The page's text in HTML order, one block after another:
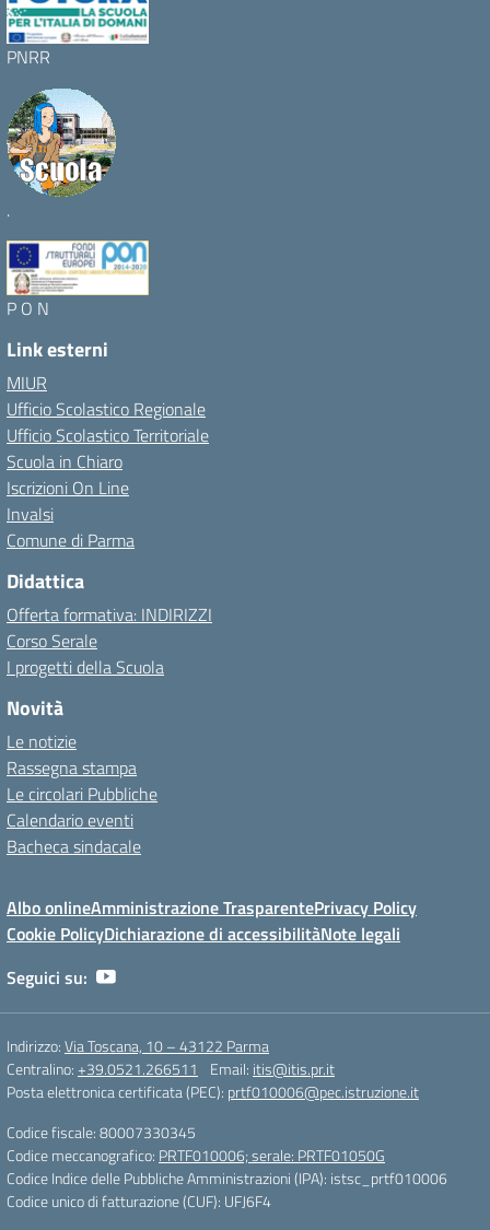
PNRR
.
P O N
Link esterni
MIUR
Ufficio Scolastico Regionale
Ufficio Scolastico Territoriale
Scuola in Chiaro
Iscrizioni On Line
Invalsi
Comune di Parma
Didattica
Offerta formativa: INDIRIZZI
Corso Serale
I progetti della Scuola
Novità
Le notizie
Rassegna stampa
Le circolari Pubbliche
Calendario eventi
Bacheca sindacale
Albo onlineAmministrazione TrasparentePrivacy Policy
Cookie PolicyDichiarazione di accessibilitàNote legali
Seguici su:
Indirizzo:Via Toscana, 10 – 43122 Parma
Centralino:+39.0521.266511 Email: itis@itis.pr.it
Posta elettronica certificata (PEC): prtf010006@pec.istruzione.it
Codice fiscale: 80007330345
Codice meccanografico: PRTF010006; serale: PRTF01050G
Codice Indice delle Pubbliche Amministrazioni (IPA): istsc_prtf010006
Codice unico di fatturazione (CUF): UFJ6F4